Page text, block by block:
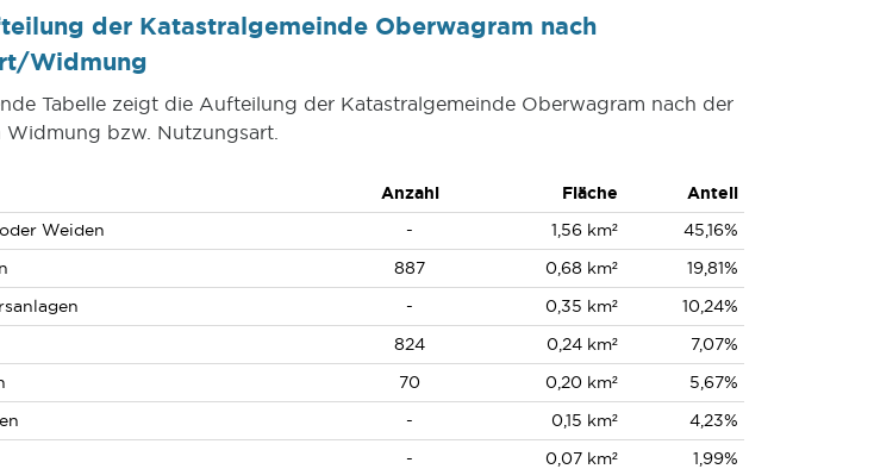
der Katastralgemeinde Oberwagram nach
Widmung
Tabelle zeigt die Aufteilung der Katastralgemeinde Oberwagram nach der
Widmung bzw. Nutzungsart.
Anzahl Fläche
Anteil
Weiden
- 1,56 km²
45,16%
887 0,68 km²
19,81%
- 0,35 km²
10,24%
824 0,24 km²
7,07%
70 0,20 km²
5,67%
- 0,15 km²
4,23%
- 0,07 km²
1,99%